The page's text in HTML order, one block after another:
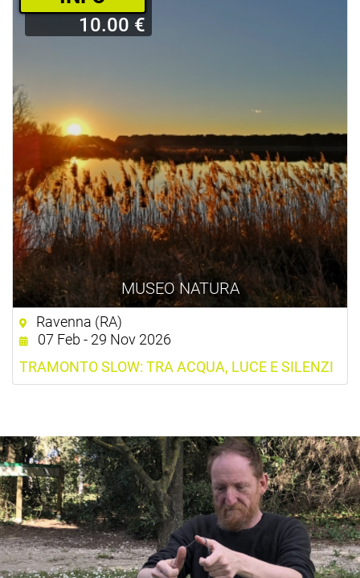
MUSEO NATURA
10.00 €
Ravenna (RA)
07 Feb - 29 Nov 2026
TRAMONTO SLOW: TRA ACQUA, LUCE E SILENZI